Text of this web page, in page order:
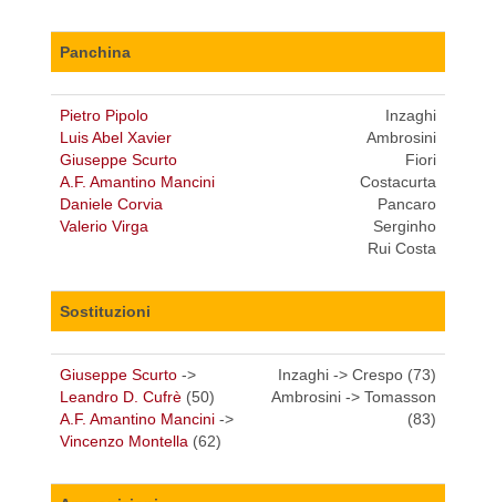
Panchina
Pietro Pipolo
Luis Abel Xavier
Giuseppe Scurto
A.F. Amantino Mancini
Daniele Corvia
Valerio Virga
Inzaghi
Ambrosini
Fiori
Costacurta
Pancaro
Serginho
Rui Costa
Sostituzioni
Giuseppe Scurto ->
Leandro D. Cufrè (50)
A.F. Amantino Mancini ->
Vincenzo Montella (62)
Inzaghi -> Crespo (73)
Ambrosini -> Tomasson
(83)